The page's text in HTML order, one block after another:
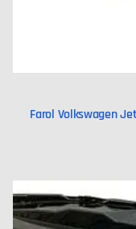
Farol Volkswagen